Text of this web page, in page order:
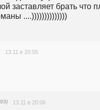
заставляет брать что
....))))))))))))))
13.11 в 20:55
13.11 в 20:06